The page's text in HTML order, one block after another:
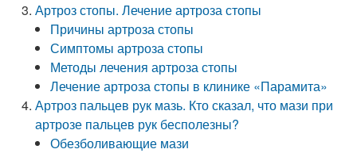
Артроз стопы. Лечение артроза стопы
Причины артроза стопы
Симптомы артроза стопы
Методы лечения артроза стопы
Лечение артроза стопы в клинике «Парамита»
Артроз пальцев рук мазь. Кто сказал, что мази при
артрозе пальцев рук бесполезны?
Обезболивающие мази